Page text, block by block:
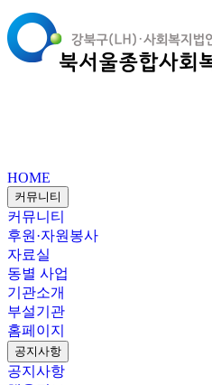
HOME
커뮤니티
커뮤니티
후원·자원봉사
자료실
동별 사업
기관소개
부설기관
홈페이지
공지사항
공지사항